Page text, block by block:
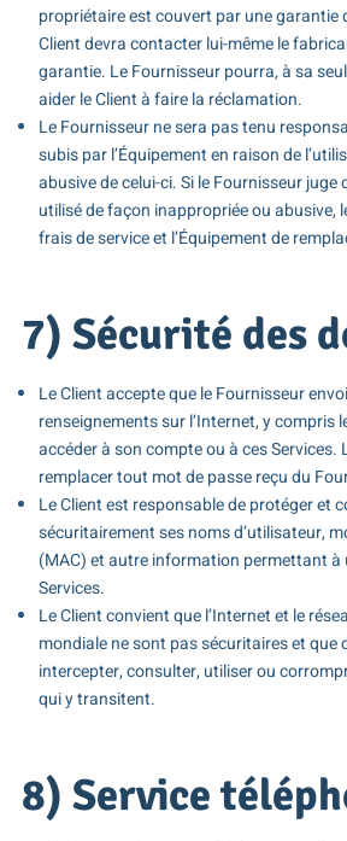
propriétaire est couvert par une garantie
Client devra contacter lui-même le
garantie. Le Fournisseur pourra, à sa
aider le Client à faire la réclamation.
Le Fournisseur ne sera pas tenu
subis par l’Équipement en raison de
abusive de celui-ci. Si le Fournisseur juge
utilisé de façon inappropriée ou abusive,
frais de service et l’Équipement de
7) Sécurité des
Le Client accepte que le Fournisseur
renseignements sur l’Internet, y compris
accéder à son compte ou à ces Services.
remplacer tout mot de passe reçu du
Le Client est responsable de protéger et
sécuritairement ses noms d’utilisateur,
(MAC) et autre information permettant à
Services.
Le Client convient que l’Internet et le
mondiale ne sont pas sécuritaires et que
intercepter, consulter, utiliser ou
qui y transitent.
8) Service